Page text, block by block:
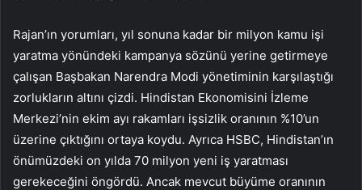
Rajan’ın yorumları, yıl sonuna kadar bir milyon kamu işi
yaratma yönündeki kampanya sözünü yerine getirmeye
çalışan Başbakan Narendra Modi yönetiminin karşılaştığı
zorlukların altını çizdi. Hindistan Ekonomisini İzleme
Merkezi’nin ekim ayı rakamları işsizlik oranının %10’un
üzerine çıktığını ortaya koydu. Ayrıca HSBC, Hindistan’ın
önümüzdeki on yılda 70 milyon yeni iş yaratması
gerekeceğini öngördü. Ancak mevcut büyüme oranının